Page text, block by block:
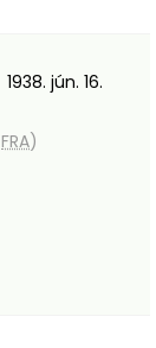
1938. jún. 16.
FRA)